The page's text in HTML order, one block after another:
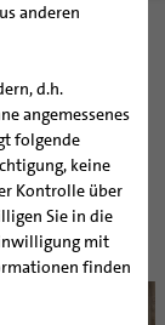
anderen
d.h.
angemessenes
folgende
keine
Kontrolle über
Sie in die
mit
finden
zum